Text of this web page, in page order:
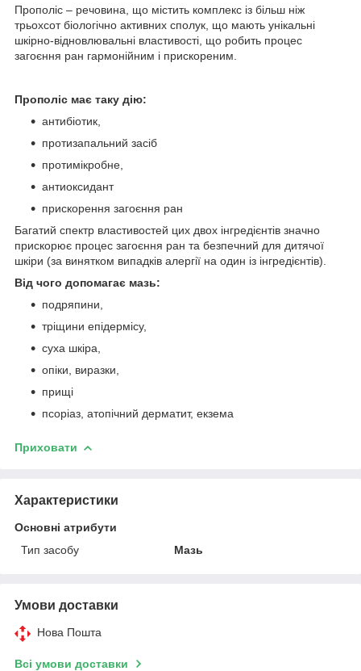
Прополіс – речовина, що містить комплекс із більш ніж
трьохсот біологічно активних сполук, що мають унікальні
шкірно-відновлювальні властивості, що робить процес
загоєння ран гармонійним і прискореним.
Прополіс має таку дію:
антибіотик,
протизапальний засіб
протимікробне,
антиоксидант
прискорення загоєння ран
Багатий спектр властивостей цих двох інгредієнтів значно
прискорює процес загоєння ран та безпечний для дитячої
шкіри (за винятком випадків алергії на один із інгредієнтів).
Від чого допомагає мазь:
подряпини,
тріщини епідермісу,
суха шкіра,
опіки, виразки,
прищі
псоріаз, атопічний дерматит, екзема
Приховати
Характеристики
Основні атрибути
Тип засобу
Мазь
Умови доставки
Нова Пошта
Всі умови доставки